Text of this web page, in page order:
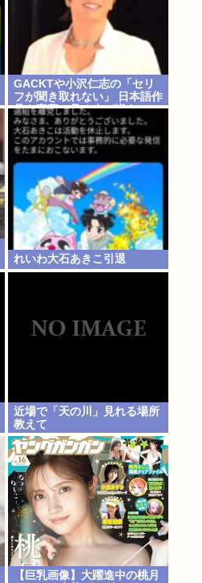
GACKTや小沢仁志の「セリ
フが聞き取れない」 日本語作
品を字幕で見る人が増えてい
る背景… 聴力低下が原因では
ない？
れいわ大石あきこ引退
近場で「天の川」見れる場所
教えて
【巨乳画像】大躍進中の桃月